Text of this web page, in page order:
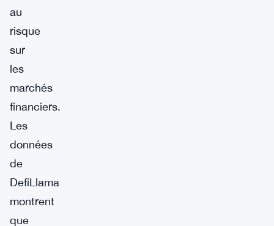
au
risque
sur
les
marchés
financiers.
Les
données
de
DefiLlama
montrent
que